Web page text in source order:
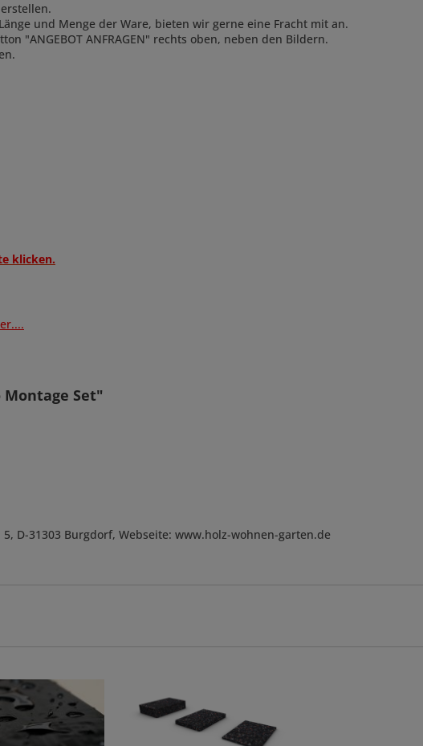
und Menge der Ware, bieten wir gerne eine Fracht mit an.
"ANGEBOT ANFRAGEN" rechts oben, neben den Bildern.
klicken.
Set"
5, D-31303 Burgdorf, Webseite: www.holz-wohnen-garten.de